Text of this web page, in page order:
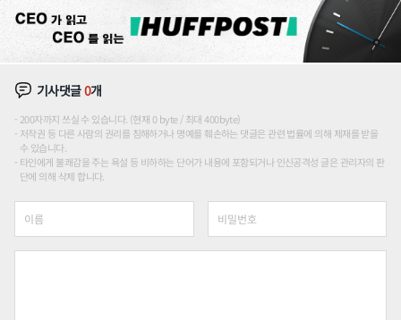
기사댓글0개
200자까지 쓰실 수 있습니다. (현재 0 byte / 최대 400byte)
저작권 등 다른 사람의 권리를 침해하거나 명예를 훼손하는 댓글은 관련 법률에 의해 제재를 받을
수 있습니다.
타인에게 불쾌감을 주는 욕설 등 비하하는 단어가 내용에 포함되거나 인신공격성 글은 관리자의 판
단에 의해 삭제 합니다.